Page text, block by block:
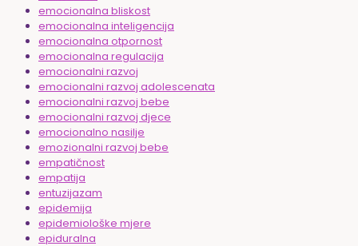
emocionalna bliskost
emocionalna inteligencija
emocionalna otpornost
emocionalna regulacija
emocionalni razvoj
emocionalni razvoj adolescenata
emocionalni razvoj bebe
emocionalni razvoj djece
emocionalno nasilje
emozionalni razvoj bebe
empatičnost
empatija
entuzijazam
epidemija
epidemiološke mjere
epiduralna